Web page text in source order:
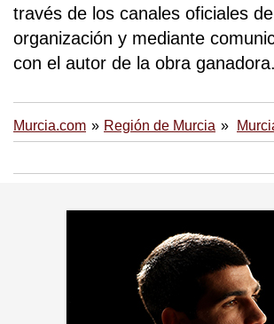
través de los canales oficiales
organización y mediante
con el autor de la obra ganadora.
Murcia.com Región de Murcia